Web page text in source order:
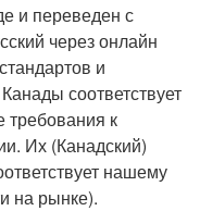
и переведен с
через онлайн
и
соответствует
к
Их (Канадский)
нашему
на рынке).